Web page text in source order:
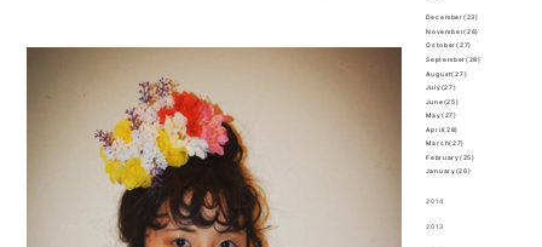
December(23)
November(26)
October(27)
September(28)
August(27)
July(27)
June(25)
May(27)
April(28)
March(27)
February(25)
January(26)
2014
2013